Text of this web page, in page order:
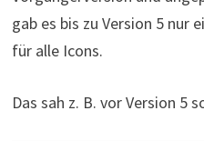
gab es bis zu Version 5 nur
für alle Icons.
Das sah z. B. vor Version 5